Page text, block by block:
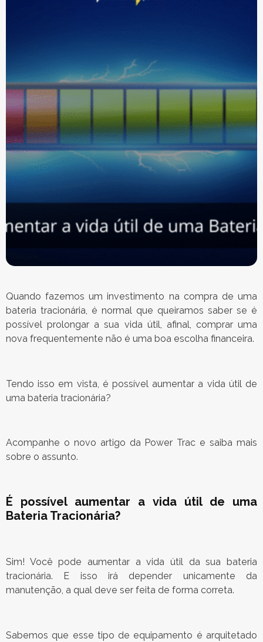
Quando fazemos um investimento na compra de uma
bateria tracionária, é normal que queiramos saber se é
possível prolongar a sua vida útil, afinal, comprar uma
nova frequentemente não é uma boa escolha financeira.
Tendo isso em vista, é possível aumentar a vida útil de
uma bateria tracionária?
Acompanhe o novo artigo da Power Trac e saiba mais
sobre o assunto.
É possível aumentar a vida útil de uma
Bateria Tracionária?
Sim! Você pode aumentar a vida útil da sua bateria
tracionária. E isso irá depender unicamente da
manutenção, a qual deve ser feita de forma correta.
Sabemos que esse tipo de equipamento é arquitetado